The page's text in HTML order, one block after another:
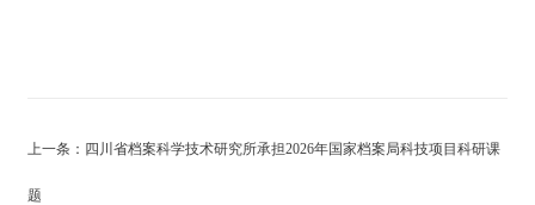
上一条：四川省档案科学技术研究所承担2026年国家档案局科技项目科研课
题